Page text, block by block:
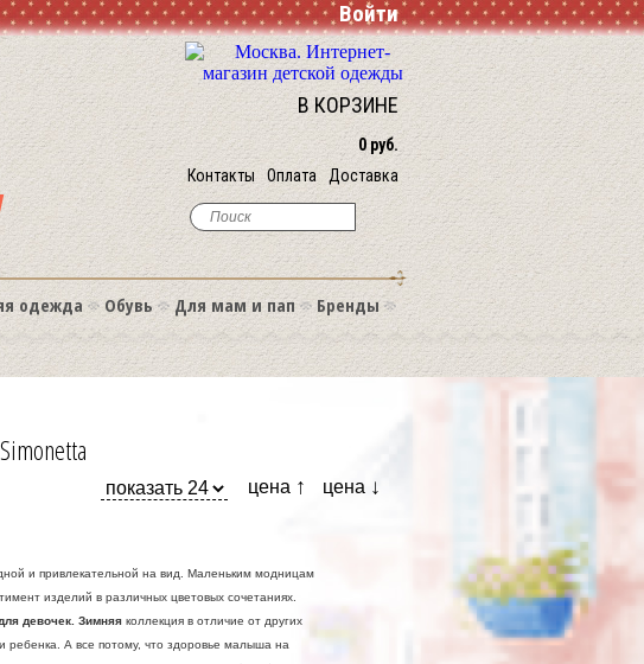
Войти
В КОРЗИНЕ
0 руб.
Доставка
Оплата
Контакты
одежда Обувь Для мам и пап
Бренды
Simonetta
цена ↑ цена ↓
и привлекательной на вид. Маленьким модницам
изделий в различных цветовых сочетаниях.
девочек. Зимняя коллекция в отличие от других
ребенка. А все потому, что здоровье малыша на